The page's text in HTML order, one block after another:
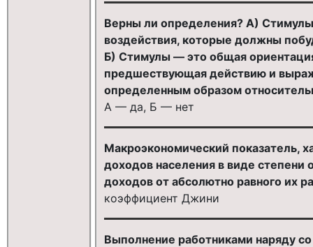
Верны ли определения? А)
воздействия, которые должны
Б) Стимулы — это общая
предшествующая действию и
определенным образом
А — да, Б — нет
Макроэкономический
доходов населения в виде степени
доходов от абсолютно равного их
коэффициент Джини
Выполнение работниками наряду